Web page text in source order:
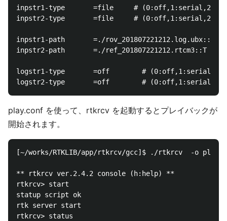
inpstr1-type       =file     #
inpstr2-type       =file     #
inpstr1-path       =./rov_201807221212.log.ubx::T
inpstr2-path       =./ref_201807221212.rtcm3::T
logstr1-type       =off        #
play.conf を使って、rtkrcv を起動するとプレイバックが
開始されます。
[~/works/RTKLIB/app/rtkrcv/gcc]$ ./rtkrcv  -o
** rtkrcv ver.2.4.2 console (h:help) **
rtkrcv> start
statup script ok
rtk server start
rtkrcv> status